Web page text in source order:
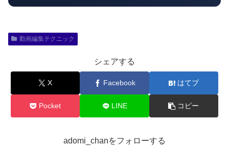
動画編集テクニック
シェアする
X Facebook はてブ
Pocket LINE コピー
adomi_chanをフォローする